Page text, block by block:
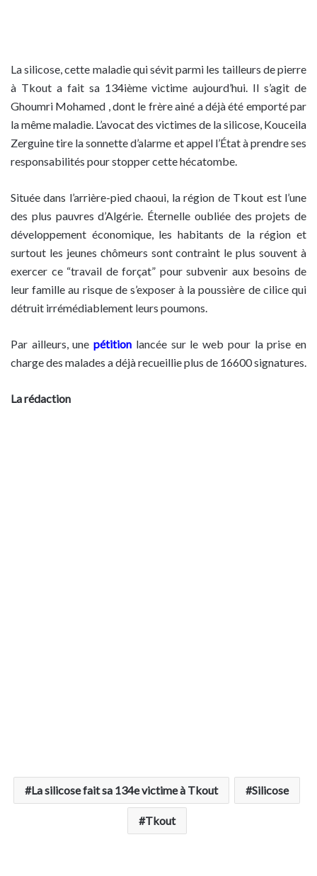
La silicose, cette maladie qui sévit parmi les tailleurs de pierre
à Tkout a fait sa 134ième victime aujourd’hui. Il s’agit de
Ghoumri Mohamed , dont le frère ainé a déjà été emporté par
la même maladie. L’avocat des victimes de la silicose, Kouceila
Zerguine tire la sonnette d’alarme et appel l’État à prendre ses
responsabilités pour stopper cette hécatombe.
Située dans l’arrière-pied chaoui, la région de Tkout est l’une
des plus pauvres d’Algérie. Éternelle oubliée des projets de
développement économique, les habitants de la région et
surtout les jeunes chômeurs sont contraint le plus souvent à
exercer ce “travail de forçat” pour subvenir aux besoins de
leur famille au risque de s’exposer à la poussière de cilice qui
détruit irrémédiablement leurs poumons.
Par ailleurs, unepétition lancée sur le web pour la prise en
charge des malades a déjà recueillie plus de 16600 signatures.
La rédaction
La silicose fait sa 134e victime à Tkout Silicose
Tkout